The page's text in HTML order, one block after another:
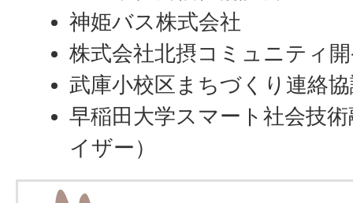
神姫バス株式会社
株式会社北摂コミュニティ
武庫小校区まちづくり連絡
早稲田大学スマート社会技
イザー）